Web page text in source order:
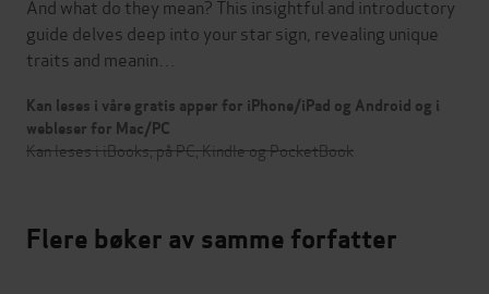
And what do they mean? This insightful and introductory
guide delves deep into your star sign, revealing unique
traits and meanin…
Kan leses i våre gratis apper for iPhone/iPad og Android og i
webleser for Mac/PC
Kan leses i iBooks, på PC, Kindle og PocketBook
Flere bøker av samme forfatter